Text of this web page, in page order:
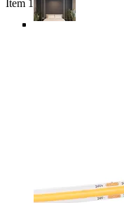
Item 1 of 6